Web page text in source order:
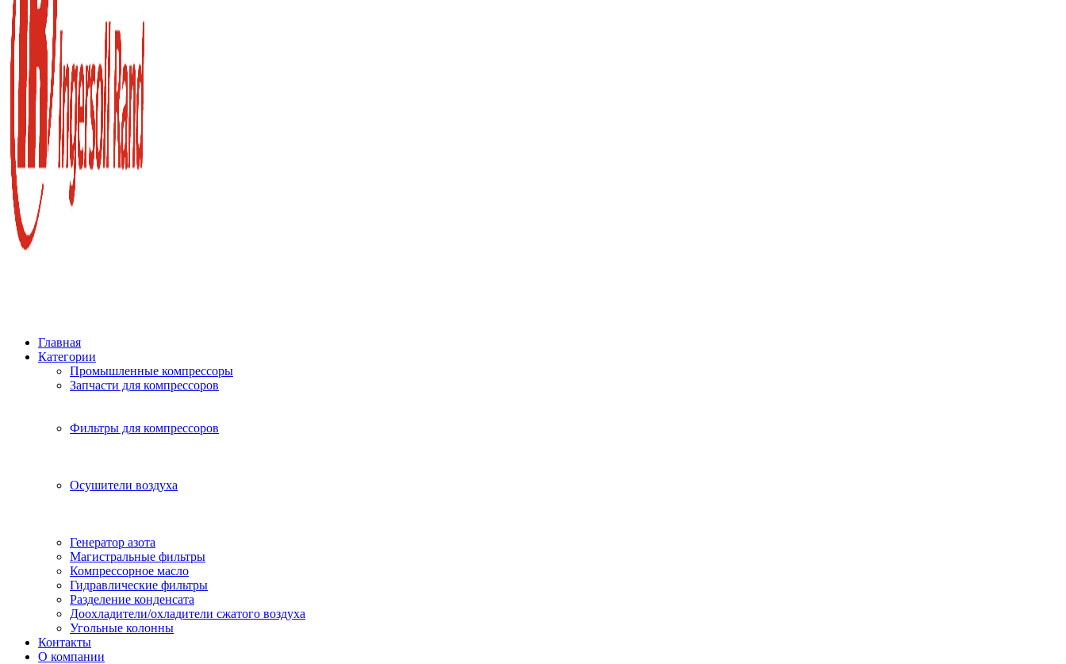
Главная
Категории
Промышленные компрессоры
Запчасти для компрессоров
Фильтры для компрессоров
Осушители воздуха
Генератор азота
Магистральные фильтры
Компрессорное масло
Гидравлические фильтры
Разделение конденсата
Доохладители/охладители сжатого воздуха
Угольные колонны
Контакты
О компании